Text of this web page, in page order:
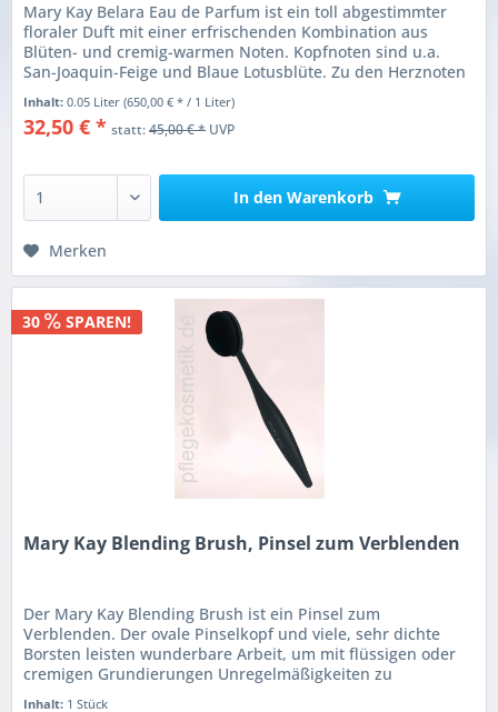
Mary Kay Belara Eau de Parfum ist ein toll abgestimmter
floraler Duft mit einer erfrischenden Kombination aus
Blüten- und cremig-warmen Noten. Kopfnoten sind u.a.
San-Joaquin-Feige und Blaue Lotusblüte. Zu den Herznoten
Inhalt:0.05 Liter(650,00 € * / 1 Liter)
32,50 € * statt:45,00 € *UVP
In den Warenkorb
Merken
30 SPAREN!
Mary Kay Blending Brush, Pinsel zum Verblenden
Der Mary Kay Blending Brush ist ein Pinsel zum
Verblenden. Der ovale Pinselkopf und viele, sehr dichte
Borsten leisten wunderbare Arbeit, um mit flüssigen oder
cremigen Grundierungen Unregelmäßigkeiten zu
Inhalt: 1 Stück